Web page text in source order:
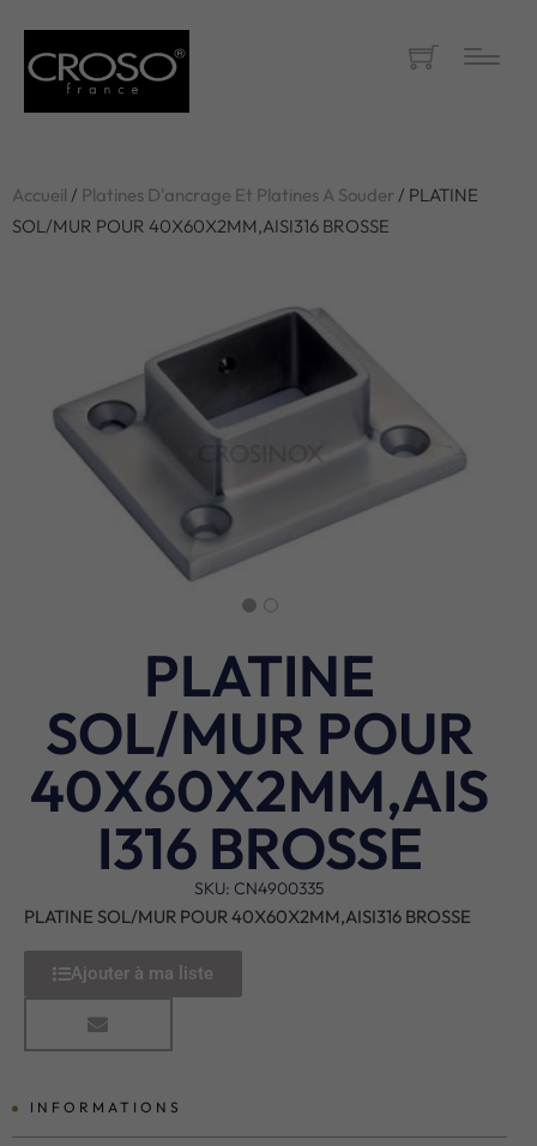
Accueil / Platines D'ancrage Et Platines A Souder/ PLATINE
SOL/MUR POUR 40X60X2MM,AISI316 BROSSE
PLATINE
SOL/MUR POUR
40X60X2MM,AIS
I316 BROSSE
SKU: CN4900335
PLATINE SOL/MUR POUR 40X60X2MM,AISI316 BROSSE
Ajouter à ma liste
INFORMATIONS